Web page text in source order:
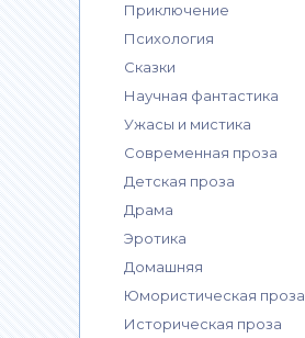
Приключение
Психология
Сказки
Научная фантастика
Ужасы и мистика
Современная проза
Детская проза
Драма
Эротика
Домашняя
Юмористическая проза
Историческая проза